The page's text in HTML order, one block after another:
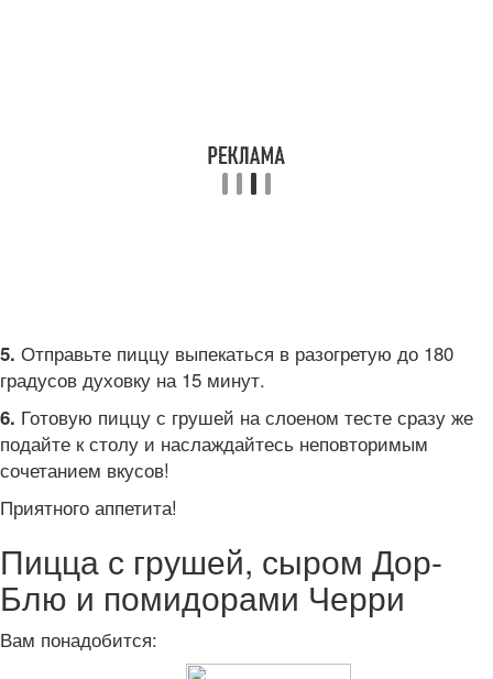
5. Отправьте пиццу выпекаться в разогретую до 180
градусов духовку на 15 минут.
6. Готовую пиццу с грушей на слоеном тесте сразу же
подайте к столу и наслаждайтесь неповторимым
сочетанием вкусов!
Приятного аппетита!
Пицца с грушей, сыром Дор-
Блю и помидорами Черри
Вам понадобится: